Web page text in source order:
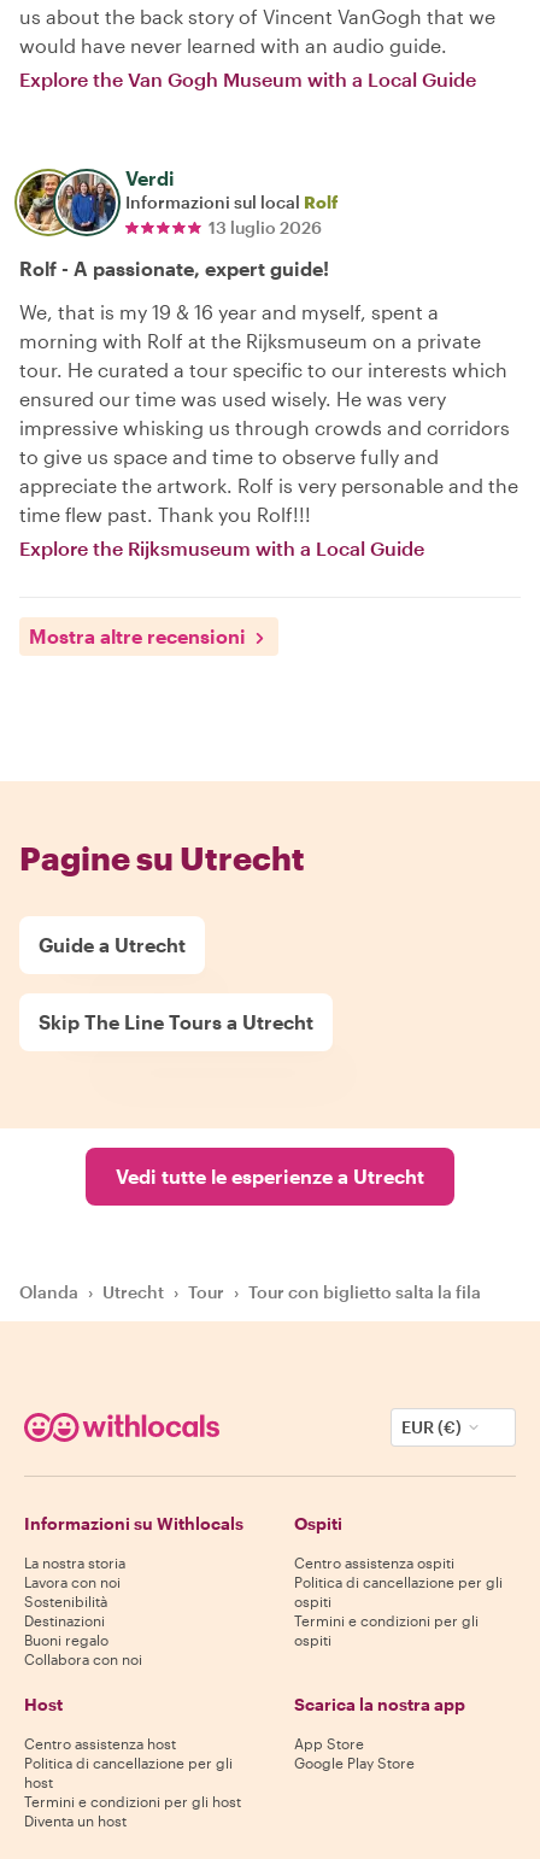
us about the back story of Vincent VanGogh that we
would have never learned with an audio guide.
Explore the Van Gogh Museum with a Local Guide
Verdi
Informazioni sul local Rolf
13 luglio 2026
Rolf - A passionate, expert guide!
We, that is my 19 & 16 year and myself, spent a
morning with Rolf at the Rijksmuseum on a private
tour. He curated a tour specific to our interests which
ensured our time was used wisely. He was very
impressive whisking us through crowds and corridors
to give us space and time to observe fully and
appreciate the artwork. Rolf is very personable and the
time flew past. Thank you Rolf!!!
Explore the Rijksmuseum with a Local Guide
Mostra altre recensioni
Pagine su Utrecht
Guide a Utrecht
Skip The Line Tours a Utrecht
Vedi tutte le esperienze a Utrecht
Olanda › Utrecht › Tour › Tour con biglietto salta la fila
EUR (€)
Informazioni su Withlocals
La nostra storia
Lavora con noi
Sostenibilità
Destinazioni
Buoni regalo
Collabora con noi
Ospiti
Centro assistenza ospiti
Politica di cancellazione per gli
ospiti
Termini e condizioni per gli
ospiti
Host
Centro assistenza host
Politica di cancellazione per gli
host
Termini e condizioni per gli host
Diventa un host
Scarica la nostra app
App Store
Google Play Store